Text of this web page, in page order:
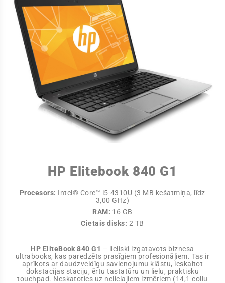
HP Elitebook 840 G1
Procesors: Intel® Core™ i5-4310U (3 MB kešatmiņa, līdz
3,00 GHz)
RAM: 16 GB
Cietais disks: 2 TB
HP EliteBook 840 G1 – lieliski izgatavots biznesa
ultrabooks, kas paredzēts prasīgiem profesionāļiem. Tas ir
aprīkots ar daudzveidīgu savienojumu klāstu, ieskaitot
dokstacijas staciju, ērtu tastatūru un lielu, praktisku
touchpad. Neskatoties uz nelielajiem izmēriem (14,1 collu